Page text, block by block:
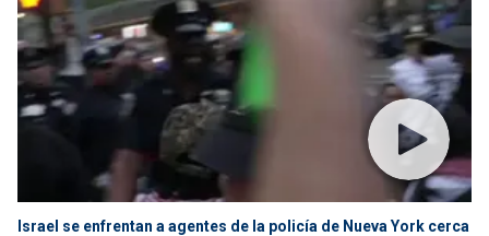
Israel se enfrentan a agentes de la policía de Nueva York cerca